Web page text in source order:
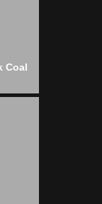
Coal